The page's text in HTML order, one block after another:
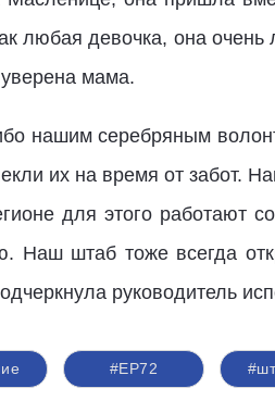
любая девочка, она
уверена мама.
нашим серебряным
их на время от забот.
для этого работают
Наш штаб тоже всегда
руководитель
#ЕР72